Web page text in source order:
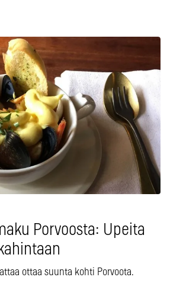
Porvoosta: Upeita
ottaa suunta kohti Porvoota.